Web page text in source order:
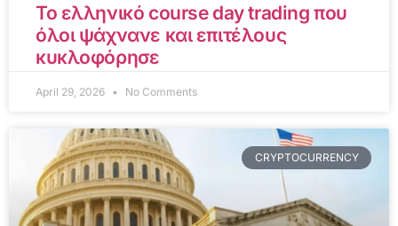
Το ελληνικό course day trading που
όλοι ψάχνανε και επιτέλους
κυκλοφόρησε
April 29, 2026 No Comments
CRYPTOCURRENCY